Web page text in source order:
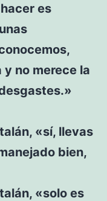
es
no merece la
«sí, llevas
bien,
«solo es